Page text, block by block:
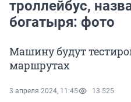
троллейбус,
богатыря: фото
Машину будут
маршрутах
3 апреля 2024, 11:45 13 525